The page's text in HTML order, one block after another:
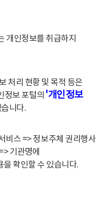
개인정보를 취급하지
처리 현황 및 목적 등은
정보 포털의 '개인정보
니다.
스 => 정보주체 권리행사
기관명에
확인할 수 있습니다.